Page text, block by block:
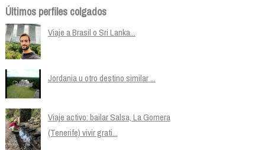
Últimos perfiles colgados
Viaje a Brasil o Sri Lanka...
Jordania u otro destino similar ...
Viaje activo: bailar Salsa, La Gomera
(Tenerife) vivir grati...